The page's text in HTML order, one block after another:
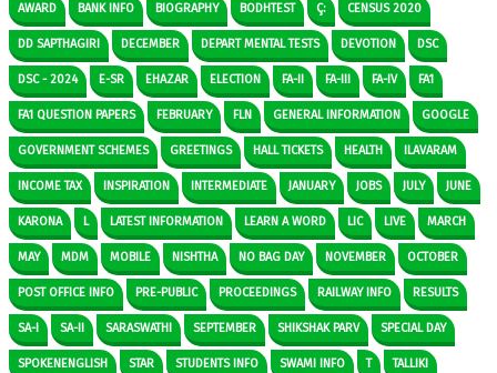
AWARD BANK INFO BIOGRAPHY BODHTEST Ç: CENSUS 2020
DD SAPTHAGIRI DECEMBER DEPART MENTAL TESTS DEVOTION DSC
DSC - 2024 E-SR EHAZAR ELECTION FA-II FA-III FA-IV FA1
FA1 QUESTION PAPERS FEBRUARY FLN GENERAL INFORMATION GOOGLE
GOVERNMENT SCHEMES GREETINGS HALL TICKETS HEALTH ILAVARAM
INCOME TAX INSPIRATION INTERMEDIATE JANUARY JOBS JULY JUNE
KARONA L LATEST INFORMATION LEARN A WORD LIC LIVE MARCH
MAY MDM MOBILE NISHTHA NO BAG DAY NOVEMBER OCTOBER
POST OFFICE INFO PRE-PUBLIC PROCEEDINGS RAILWAY INFO RESULTS
SA-I SA-II SARASWATHI SEPTEMBER SHIKSHAK PARV SPECIAL DAY
SPOKENENGLISH STAR STUDENTS INFO SWAMI INFO T TALLIKI